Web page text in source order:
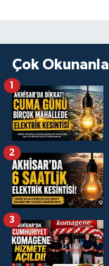
Çok
1
2
3